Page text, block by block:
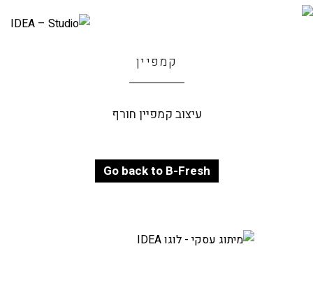
קמפיין
עיצוב קמפיין חורף
Go back to B-Fresh